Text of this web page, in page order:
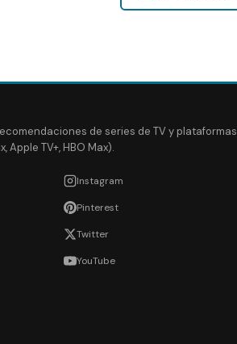
de series de TV y plataformas
Apple TV+, HBO Max).
Instagram
Pinterest
Twitter
YouTube